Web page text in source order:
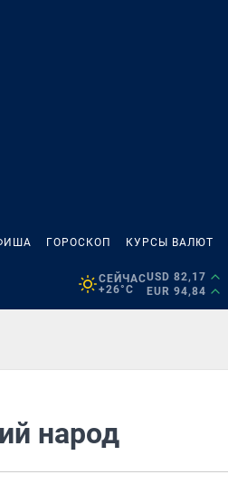
ГОРОСКОП КУРСЫ ВАЛЮТ
СЕЙЧАС
+26°C
USD 82,17
EUR 94,84
народ